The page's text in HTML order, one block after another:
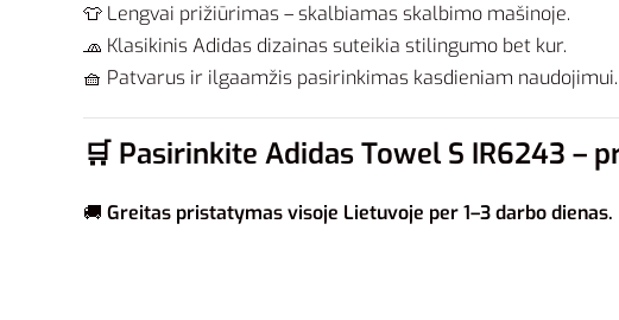
👕 Lengvai prižiūrimas – skalbiamas skalbimo mašinoje.
🧢 Klasikinis Adidas dizainas suteikia stilingumo bet kur.
🧺 Patvarus ir ilgaamžis pasirinkimas kasdieniam naudojimui.
🛒 Pasirinkite Adidas Towel S IR6243 –
🚚 Greitas pristatymas visoje Lietuvoje per 1–3 darbo dienas.